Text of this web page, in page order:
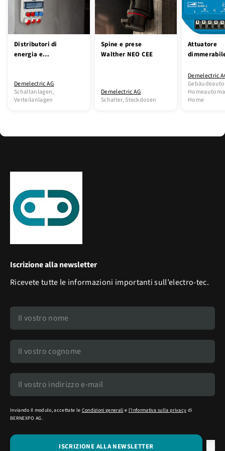
Distributori di
energia e
cantiere
Demelectric AG
Schaltanlagen,
Verteilanlagen
Spine e prese
Walther NEO CEE
Demelectric AG
Schalter, Steckdosen
Attuatore
Certificato
Matter
Demelectric
Home
Iscrizione alla newsletter
Ricevete tutte le informazioni importanti sull’electro-tec.
Inviando il modulo, accettate le Condizioni generali e l'Informativa sulla privacy di
BERNEXPO AG.